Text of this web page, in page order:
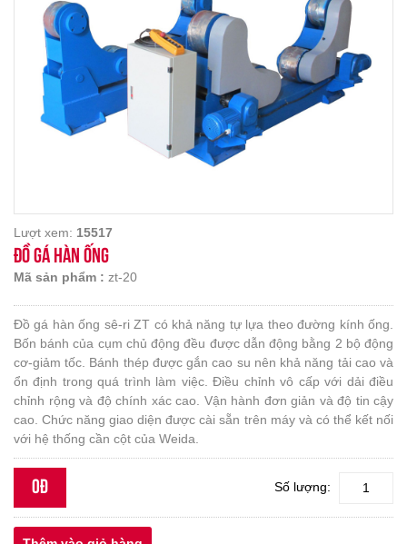
Lượt xem: 15517
ĐỒ GÁ HÀN ỐNG
Mã sản phẩm : zt-20
Đồ gá hàn ống sê-ri ZT có khả năng tự lựa theo đường kính ống.
Bốn bánh của cụm chủ động đều được dẫn động bằng 2 bộ động
cơ-giảm tốc. Bánh thép được gắn cao su nên khả năng tải cao và
ổn định trong quá trình làm việc. Điều chỉnh vô cấp với dải điều
chỉnh rộng và độ chính xác cao. Vận hành đơn giản và độ tin cậy
cao. Chức năng giao diện được cài sẵn trên máy và có thể kết nối
với hệ thống cần cột của Weida.
0đ Số lượng: